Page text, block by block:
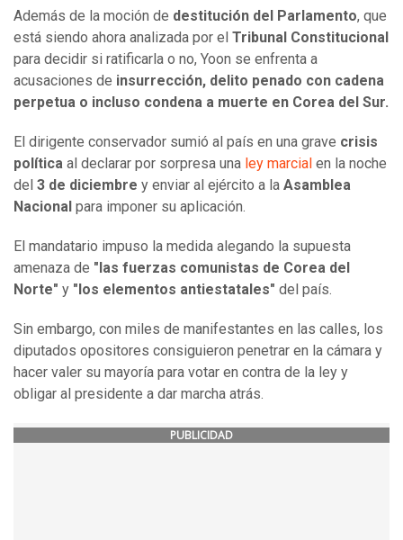
Además de la moción de destitución del Parlamento, que
está siendo ahora analizada por el Tribunal Constitucional
para decidir si ratificarla o no, Yoon se enfrenta a
acusaciones de insurrección, delito penado con cadena
perpetua o incluso condena a muerte en Corea del Sur.
El dirigente conservador sumió al país en una grave crisis
política al declarar por sorpresa una ley marcial en la noche
del 3 de diciembre y enviar al ejército a la Asamblea
Nacional para imponer su aplicación.
El mandatario impuso la medida alegando la supuesta
amenaza de "las fuerzas comunistas de Corea del
Norte" y "los elementos antiestatales" del país.
Sin embargo, con miles de manifestantes en las calles, los
diputados opositores consiguieron penetrar en la cámara y
hacer valer su mayoría para votar en contra de la ley y
obligar al presidente a dar marcha atrás.
PUBLICIDAD